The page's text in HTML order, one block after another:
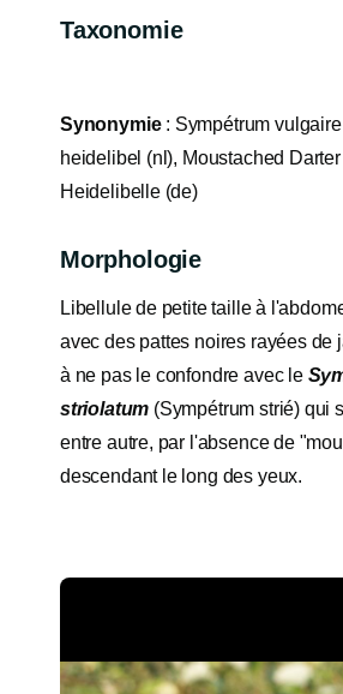
Taxonomie
Synonymie: Sympétrum
heidelibel (nl), Moustached
Heidelibelle (de)
Morphologie
Libellule de petite taille à
avec des pattes noires rayées de
à ne pas le confondre avec le
striolatum (Sympétrum strié) qui
entre autre, par l'absence de
descendant le long des yeux.